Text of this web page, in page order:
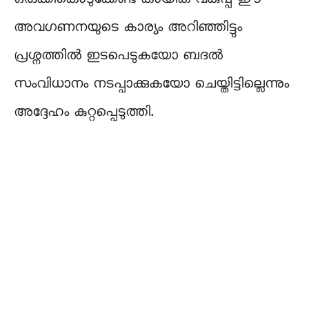
അവഗണനയുടെ കാര്യം അറിഞ്ഞിട്ടും
പ്രശ്നത്തിൽ ഇടപെടുകയോ ബദൽ
സംവിധാനം നടപ്പാക്കുകയോ ചെയ്തിട്ടില്ലെന്നും
അദ്ദേഹം കുറ്റപ്പെടുത്തി.